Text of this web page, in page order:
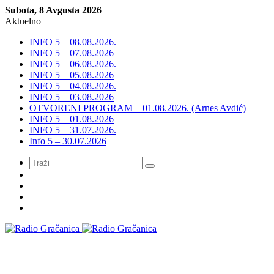
Subota, 8 Avgusta 2026
Aktuelno
INFO 5 – 08.08.2026.
INFO 5 – 07.08.2026
INFO 5 – 06.08.2026.
INFO 5 – 05.08.2026
INFO 5 – 04.08.2026.
INFO 5 – 03.08.2026
OTVORENI PROGRAM – 01.08.2026. (Arnes Avdić)
INFO 5 – 01.08.2026
INFO 5 – 31.07.2026.
Info 5 – 30.07.2026
Meni